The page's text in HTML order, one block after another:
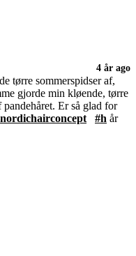
4 år ago
tørre sommerspidser af,
gjorde min kløende, tørre
Er så glad for
#h år